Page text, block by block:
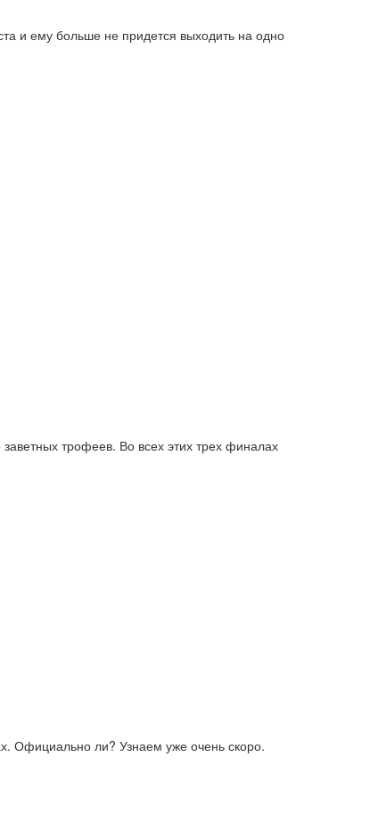
и ему больше не придется выходить на одно
трофеев. Во всех этих трех финалах
Официально ли? Узнаем уже очень скоро.